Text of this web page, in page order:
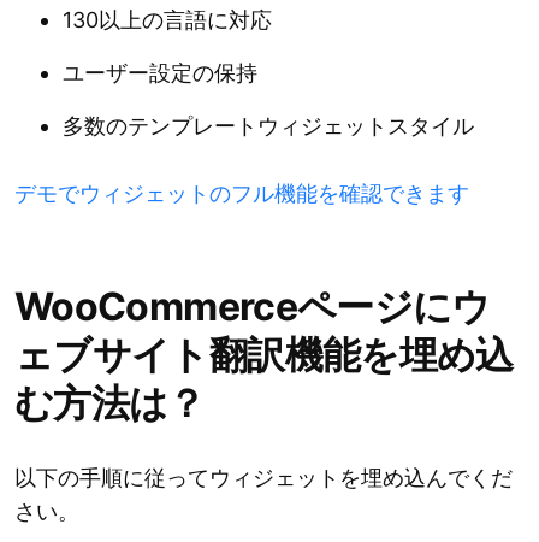
130以上の言語に対応
ユーザー設定の保持
多数のテンプレートウィジェットスタイル
デモでウィジェットのフル機能を確認できます
WooCommerceページにウ
ェブサイト翻訳機能を埋め込
む方法は？
以下の手順に従ってウィジェットを埋め込んでくだ
さい。